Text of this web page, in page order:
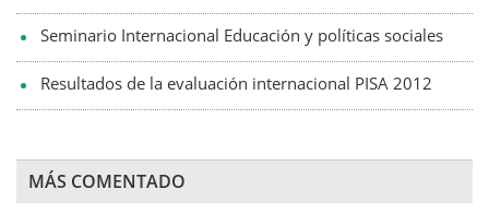
Seminario Internacional Educación y políticas sociales
Resultados de la evaluación internacional PISA 2012
MÁS COMENTADO